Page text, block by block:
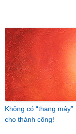
Không có “thang máy”
cho thành công!